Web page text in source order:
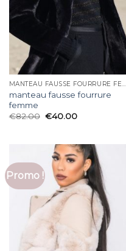
MANTEAU FAUSSE FOURRURE FEMME
manteau fausse fourrure
femme
€82.00 €40.00
Promo !